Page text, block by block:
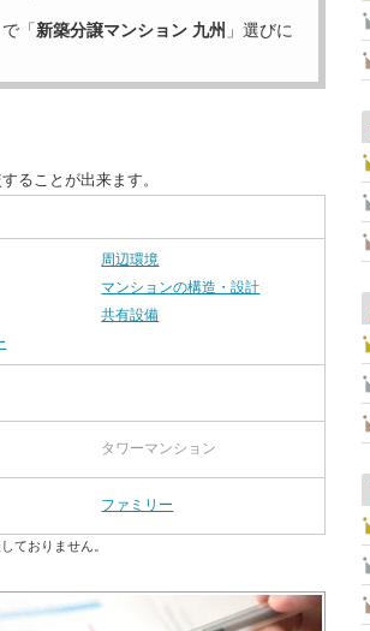
「新築分譲マンション 九州 」選びに
ることが出来ます。
周辺環境
マンションの構造・設計
共有設備
タワーマンション
ファミリー
ておりません。